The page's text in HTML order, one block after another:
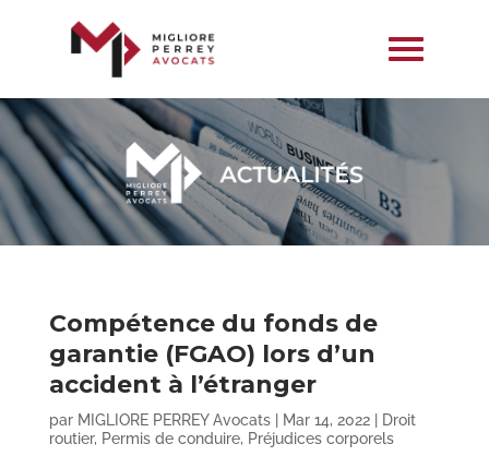
Compétence du fonds de
garantie (FGAO) lors d’un
accident à l’étranger
par MIGLIORE PERREY Avocats| Mar 14, 2022|
Droit
routier, Permis de conduire, Préjudices corporels